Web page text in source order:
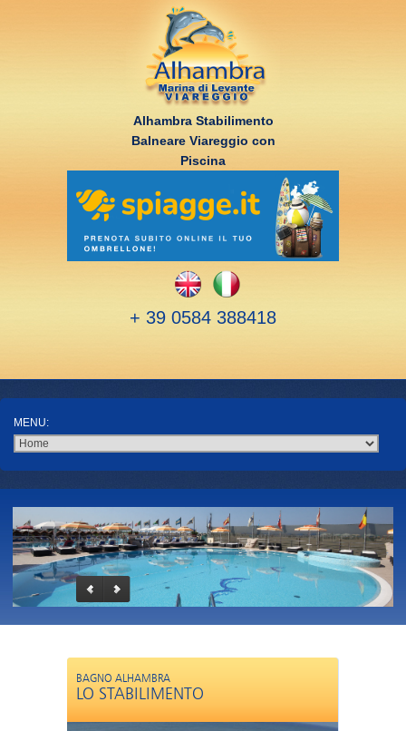
Alhambra Stabilimento
Balneare Viareggio con
Piscina
+ 39 0584 388418
BAGNO ALHAMBRA
LO STABILIMENTO